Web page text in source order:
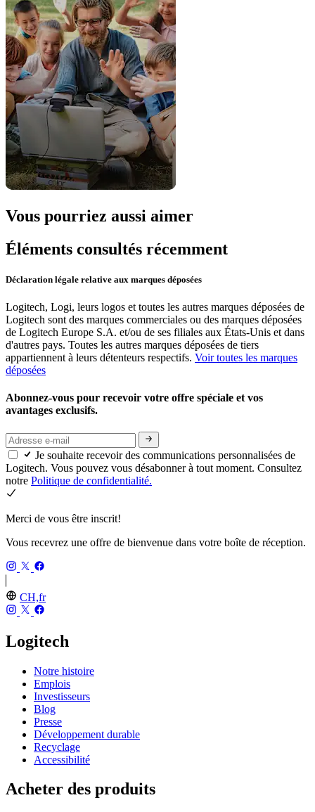
Vous pourriez aussi aimer
Éléments consultés récemment
Déclaration légale relative aux marques déposées
Logitech, Logi, leurs logos et toutes les autres marques déposées de
Logitech sont des marques commerciales ou des marques déposées
de Logitech Europe S.A. et/ou de ses filiales aux États-Unis et dans
d'autres pays. Toutes les autres marques déposées de tiers
appartiennent à leurs détenteurs respectifs. Voir toutes les marques
déposées
Abonnez-vous pour recevoir votre offre spéciale et vos
avantages exclusifs.
Je souhaite recevoir des communications personnalisées de
Logitech. Vous pouvez vous désabonner à tout moment. Consultez
notre Politique de confidentialité.
Merci de vous être inscrit!
Vous recevrez une offre de bienvenue dans votre boîte de réception.
CH,fr
Logitech
Notre histoire
Emplois
Investisseurs
Blog
Presse
Développement durable
Recyclage
Accessibilité
Acheter des produits